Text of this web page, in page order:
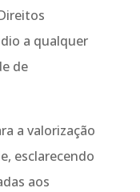
a qualquer
de
a valorização
esclarecendo
aos